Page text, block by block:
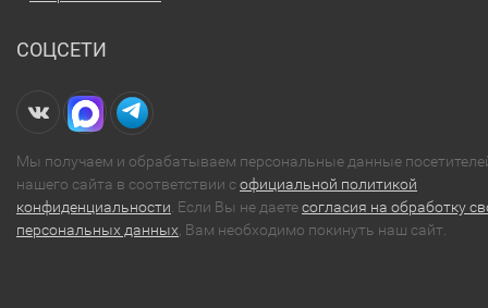
СОЦСЕТИ
Мы получаем и обрабатываем персональные данные
нашего сайта в соответствии софициальной политикой
конфиденциальности . Если Вы не даетесогласия на обработку
персональных данных , Вам необходимо покинуть наш сайт.